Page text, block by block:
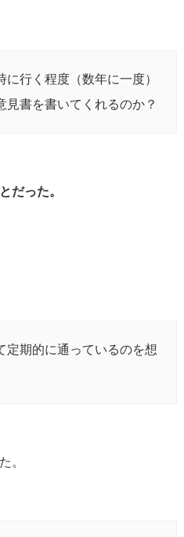
行く程度（数年に一度）
見書を書いてくれるのか？
だった。
定期的に通っているのを想
。